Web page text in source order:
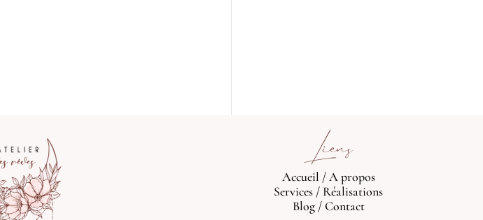
Liens
Accueil /A propos
Services / Réalisations
Blog/Contact